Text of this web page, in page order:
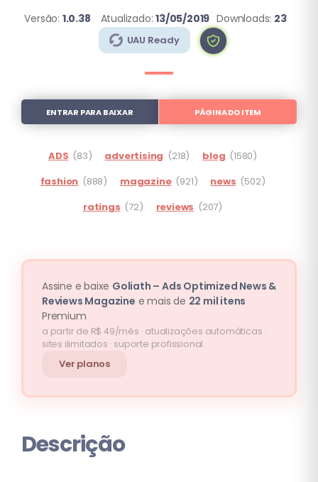
Versão: 1.0.38 Atualizado:13/05/2019 Downloads: 23
UAU Ready
ENTRAR PARA BAIXAR PÁGINA DO ITEM
ADS (83) advertising (218) blog (1580)
fashion (888) magazine (921) news (502)
ratings (72) reviews (207)
Assine e baixe Goliath – Ads Optimized News &
Reviews Magazine e mais de 22 mil itens
Premium
a partir de R$ 49/mês · atualizações automáticas ·
sites ilimitados · suporte profissional
Ver planos
Descrição